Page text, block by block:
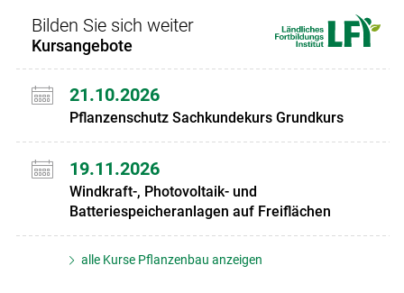
Bilden Sie sich weiter
Kursangebote
21.10.2026
Pflanzenschutz Sachkundekurs Grundkurs
19.11.2026
Windkraft-, Photovoltaik- und
Batteriespeicheranlagen auf Freiflächen
alle Kurse Pflanzenbau anzeigen